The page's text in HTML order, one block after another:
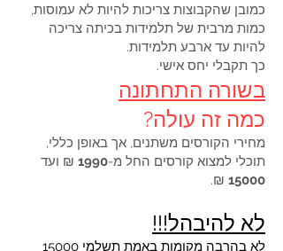
כמובן שהקבוצות צריכות להיות לא עמוסות,
כמות מרבית של תלמידות בכיתה צריכה
להיות עד ארבע תלמידות.
כך תקבלי יחס אישי.
בשורה התחתונה
כמה זה עולה?
מחירי הקורסים משתנים, אך באופן כללי,
תוכלי למצוא קורסים החל מ-1990 ₪ ועד
15000
₪.
לא להיבהל!!!
לא בהרבה מקומות באמת תשלמי 15000